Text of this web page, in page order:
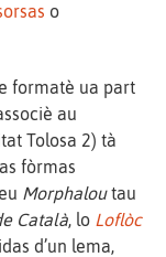
o
formatè ua part
au
Tolosa 2) tà
fòrmas
Morphaloutau
Català, lo Loflòc
d’un lema,